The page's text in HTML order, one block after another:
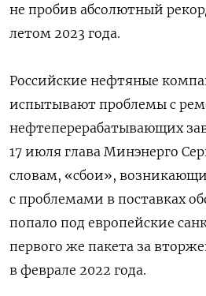
не пробив абсолютный
летом 2023 года.
Российские нефтяные
испытывают проблемы с
нефтеперерабатывающих
17 июля глава Минэнерго
словам, «сбои»,
с проблемами в поставках
попало под европейские
первого же пакета за
в феврале 2022 года.